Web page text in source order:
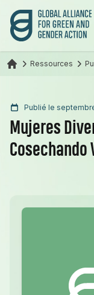
Alliance mondiale
Ressources
Publié le
Mujeres
Cosechando